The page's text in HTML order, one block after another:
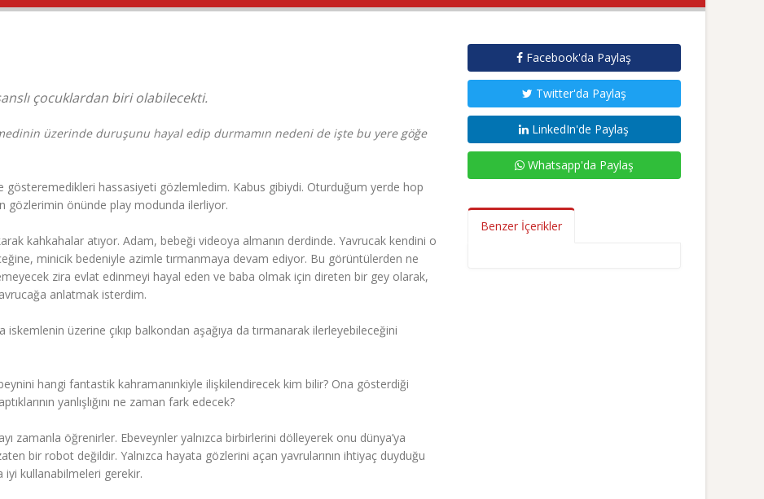
çocuklardan biri olabilecekti.
üzerinde duruşunu hayal edip durmamın nedeni de işte bu yere göğe
hassasiyeti gözlemledim. Kabus gibiydi. Oturduğum yerde hop
gözlerimin önünde play modunda ilerliyor.
kahkahalar atıyor. Adam, bebeği videoya almanın derdinde. Yavrucak kendini o
minicik bedeniyle azimle tırmanmaya devam ediyor. Bu görüntülerden ne
zira evlat edinmeyi hayal eden ve baba olmak için direten bir gey olarak,
anlatmak isterdim.
üzerine çıkıp balkondan aşağıya da tırmanarak ilerleyebileceğini
hangi fantastik kahramanınkiyle ilişkilendirecek kim bilir? Ona gösterdiği
yanlışlığını ne zaman fark edecek?
zamanla öğrenirler. Ebeveynler yalnızca birbirlerini dölleyerek onu dünya’ya
bir robot değildir. Yalnızca hayata gözlerini açan yavrularının ihtiyaç duyduğu
iyi kullanabilmeleri gerekir.
Facebook'da Paylaş
Twitter'da Paylaş
LinkedIn'de Paylaş
Whatsapp'da Paylaş
Benzer İçerikler